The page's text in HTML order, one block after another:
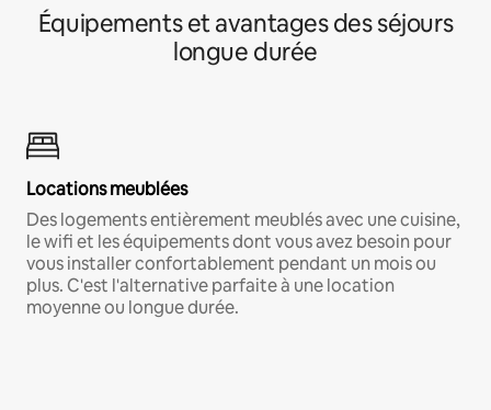
Équipements et avantages des séjours
longue durée
Locations meublées
Des logements entièrement meublés avec une cuisine,
le wifi et les équipements dont vous avez besoin pour
vous installer confortablement pendant un mois ou
plus. C'est l'alternative parfaite à une location
moyenne ou longue durée.